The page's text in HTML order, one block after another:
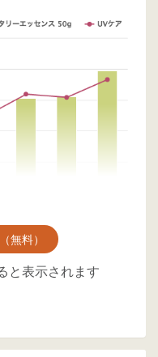
無料）
と表示されます